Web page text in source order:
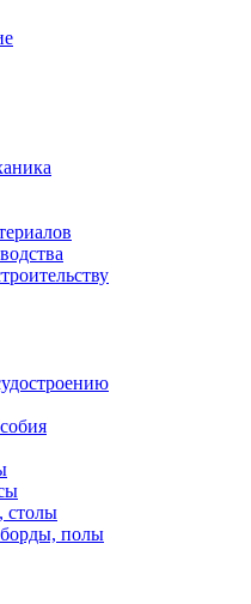
столы
полы